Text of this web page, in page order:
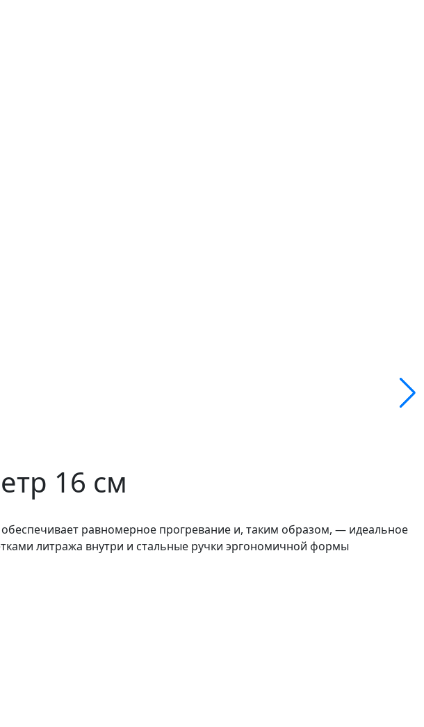
16 см
равномерное прогревание и, таким образом, — идеальное
литража внутри и стальные ручки эргономичной формы